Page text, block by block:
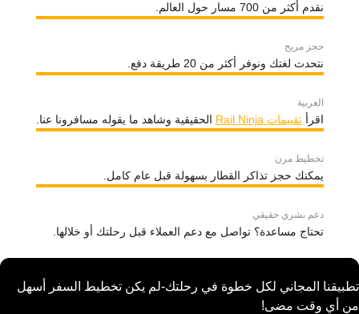
نقدم أكثر من 700 مسار حول العالم.
حجز مريح
نتحدث لغتك ونوفر أكثر من 20 طريقة دفع.
العربية
اقرأتقييمات Rail Ninja الحقيقية وشاهد ما يقوله مسافرونا عنا.
تخطيط مرن
يمكنك حجز تذاكر القطار بسهولة قبل عام كامل.
دعم بشري حقيقي
تحتاج مساعدة؟ تواصل مع دعم العملاء قبل رحلتك أو خلالها.
تطبيقنا المجاني لكل خطوة في رحلتك-لم يكن تخطيط السفر أسهل
من أي وقت مضى!